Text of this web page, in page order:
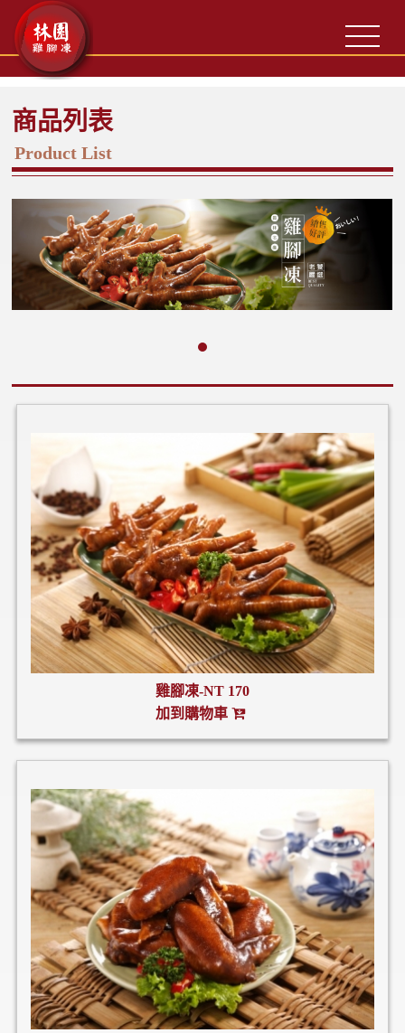
商品列表
Product List
雞腳凍-NT 170
加到購物車